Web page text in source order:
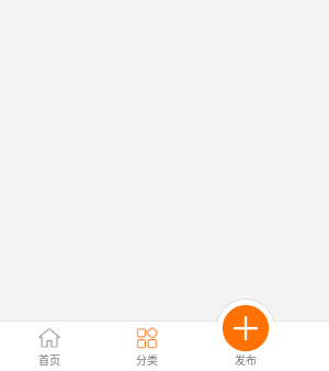
首页 分类 发布